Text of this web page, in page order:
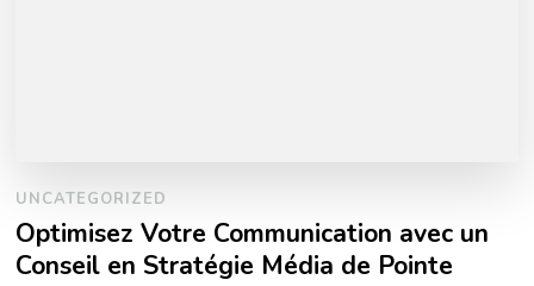
UNCATEGORIZED
Optimisez Votre Communication avec un
Conseil en Stratégie Média de Pointe